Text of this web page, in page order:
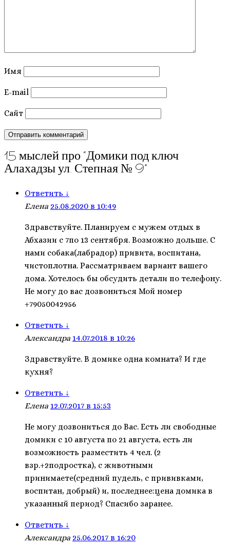
Имя
E-mail
Сайт
15 мыслей про “Домики под ключ
Алахадзы ул. Степная № 9”
Ответить ↓
Елена 25.08.2020 в 10:49
Здравствуйте. Планируем с мужем отдых в
Абхазии с 7по 13 сентября. Возможно дольше. С
нами собака(лабрадор) привита, воспитана,
чистоплотна. Рассматриваем вариант вашего
дома. Хотелось бы обсудить детали по телефону.
Не могу до вас дозвониться Мой номер
+79050042956
Ответить ↓
Александра 14.07.2018 в 10:26
Здравствуйте. В домике одна комната? И где
кухня?
Ответить ↓
Елена 12.07.2017 в 15:53
Не могу дозвониться до Вас. Есть ли свободные
домики с 10 августа по 21 августа, есть ли
возможность разместить 4 чел. (2
взр.+2подростка), с животными
принимаете(средний пудель, с прививками,
воспитан, добрый) и, последнее:цена домика в
указанный период? Спасибо заранее.
Ответить ↓
Александра 25.06.2017 в 16:20